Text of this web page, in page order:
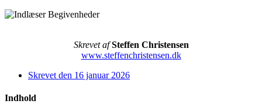
Skrevet afSteffen Christensen
www.steffenchristensen.dk
Skrevet den 16 januar 2026
Indhold